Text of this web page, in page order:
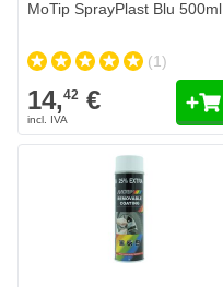
MoTip SprayPlast Blu 500ml
(1)
14,42 €